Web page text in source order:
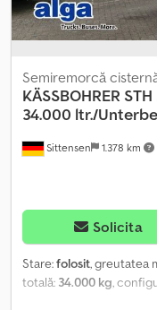
Sittensen 1.378 km
Semiremorcă
KÄSSBOHRER
34.000 ltr./
Solicita
Stare:folosit, greutatea
totală: 34.000 kg,
, volumul